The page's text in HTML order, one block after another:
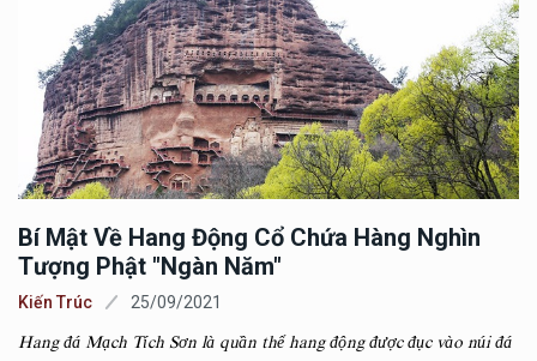
Bí Mật Về Hang Động Cổ Chứa Hàng Nghìn
Tượng Phật "ngàn Năm"
Kiến Trúc 25/09/2021
Hang đá Mạch Tích Sơn là quần thể hang động được đục vào núi đá